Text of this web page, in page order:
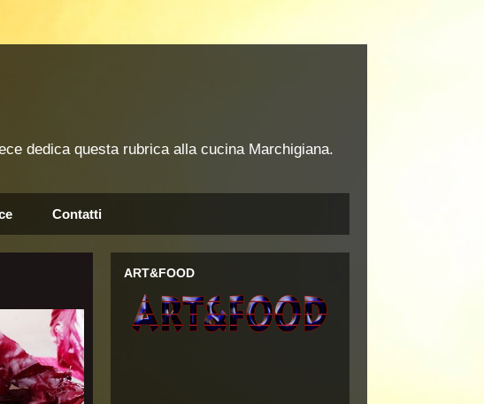
dedica questa rubrica alla cucina Marchigiana.
Contatti
ART&FOOD